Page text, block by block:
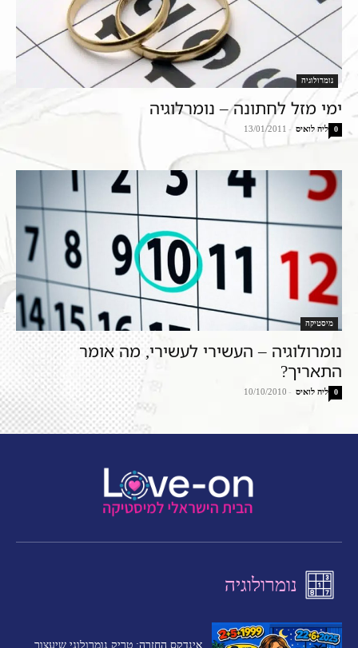
נומרולוגיה
ימי מזל לחתונה – נומרלוגיה
ליה לואיס -
13/01/2011 0
מיסטיקה
נומרולוגיה – העשירי לעשירי, מה אומר
התאריך?
ליה לואיס -
10/10/2010 0
נומרולוגיה
אינדקס החזרה: טריק נומרולוגי שיעצור